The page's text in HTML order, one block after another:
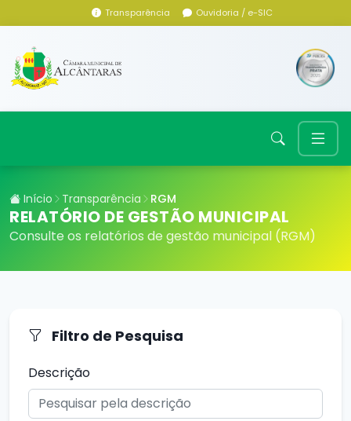
Transparência Ouvidoria / e-SIC
Início Transparência RGM
RELATÓRIO DE GESTÃO MUNICIPAL
Consulte os relatórios de gestão municipal (RGM)
Filtro de Pesquisa
Descrição